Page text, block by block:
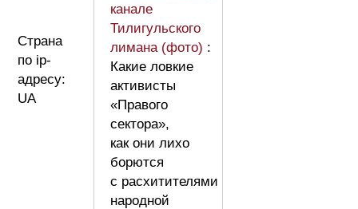
Страна
по ip-
адресу:
UA
канале
Тилигульского
лимана (фото) :
Какие ловкие
активисты
«Правого
сектора»,
как они лихо
борются
с расхитителями
народной